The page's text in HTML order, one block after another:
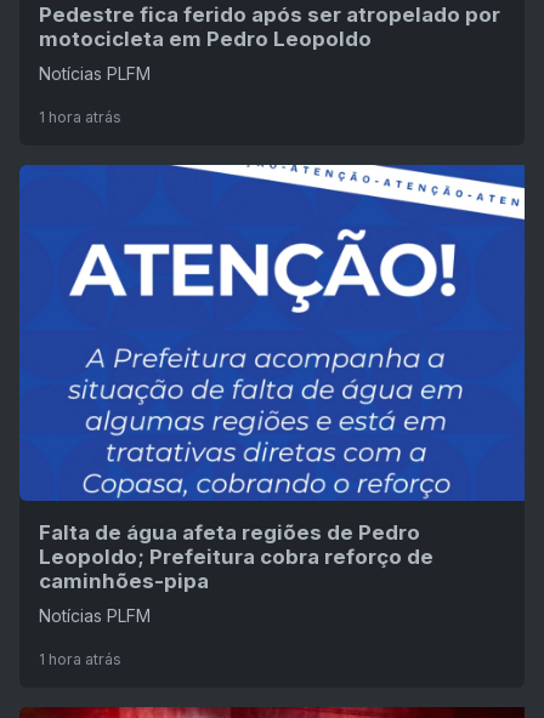
Pedestre fica ferido após ser atropelado por
motocicleta em Pedro Leopoldo
Notícias PLFM
1 hora atrás
Falta de água afeta regiões de Pedro
Leopoldo; Prefeitura cobra reforço de
caminhões-pipa
Notícias PLFM
1 hora atrás